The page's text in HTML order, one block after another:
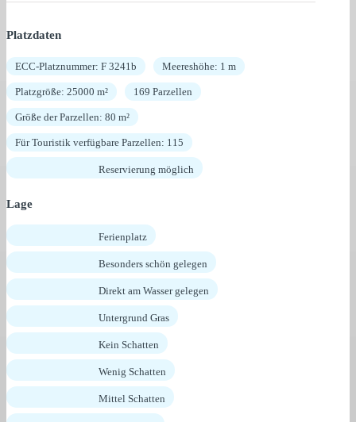
Platzdaten
ECC-Platznummer: F 3241b Meereshöhe: 1 m
Platzgröße: 25000 m² 169 Parzellen
Größe der Parzellen: 80 m²
Für Touristik verfügbare Parzellen: 115
Reservierung möglich
Lage
Ferienplatz
Besonders schön gelegen
Direkt am Wasser gelegen
Untergrund Gras
Kein Schatten
Wenig Schatten
Mittel Schatten